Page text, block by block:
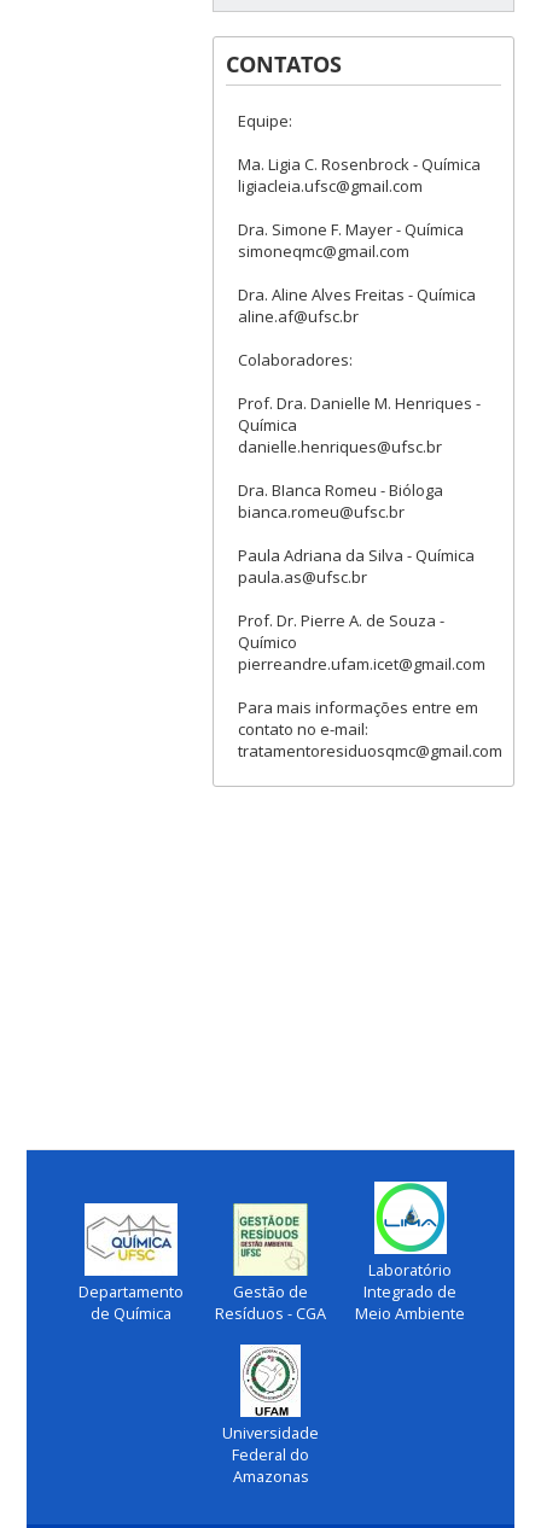
CONTATOS
Equipe:
Ma. Ligia C. Rosenbrock - Química
ligiacleia.ufsc@gmail.com
Dra. Simone F. Mayer - Química
simoneqmc@gmail.com
Dra. Aline Alves Freitas - Química
aline.af@ufsc.br
Colaboradores:
Prof. Dra. Danielle M. Henriques -
Química
danielle.henriques@ufsc.br
Dra. BIanca Romeu - Bióloga
bianca.romeu@ufsc.br
Paula Adriana da Silva - Química
paula.as@ufsc.br
Prof. Dr. Pierre A. de Souza -
Químico
pierreandre.ufam.icet@gmail.com
Para mais informações entre em
contato no e-mail:
tratamentoresiduosqmc@gmail.com
Departamento
de Química
Gestão de
Resíduos - CGA
Laboratório
Integrado de
Meio Ambiente
Universidade
Federal do
Amazonas